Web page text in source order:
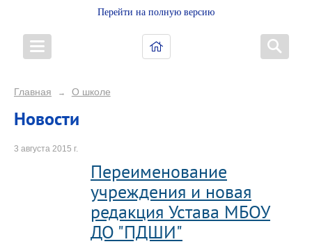
Перейти на полную версию
Главная → О школе
Новости
3 августа 2015 г.
Переименование
учреждения и новая
редакция Устава МБОУ
ДО "ПДШИ"